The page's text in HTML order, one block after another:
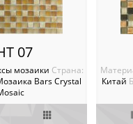
07
мозаики Cтрана:
Bars Crystal
Китай